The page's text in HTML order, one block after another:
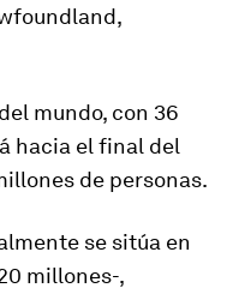
mundo, con 36
hacia el final del
de personas.
se sitúa en
millones-,